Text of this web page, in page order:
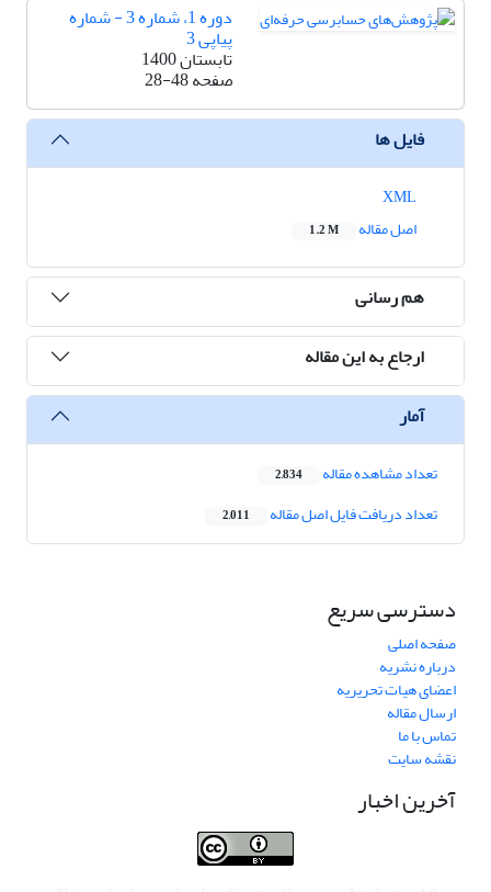
دوره 1، شماره 3 - شماره
پیاپی 3
تابستان 1400
صفحه28-48
فایل ها
اصل مقاله
1.2 M
هم رسانی
ارجاع به این مقاله
آمار
تعداد مشاهده مقاله 2,834
تعداد دریافت فایل اصل مقاله 2,011
دسترسی سریع
صفحه اصلی
درباره نشریه
اعضای هیات تحریریه
ارسال مقاله
تماس با ما
نقشه سایت
آخرین اخبار